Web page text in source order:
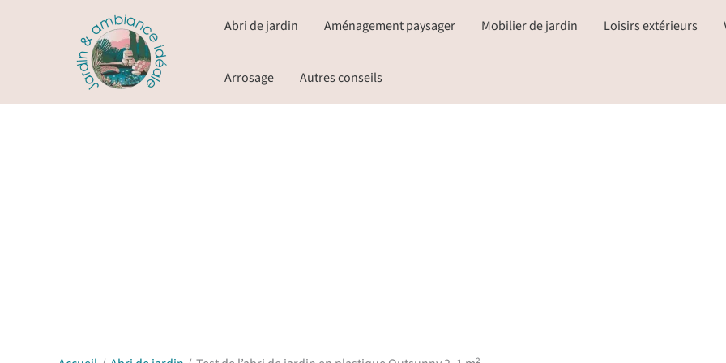
Abri de jardin Aménagement paysager Mobilier de jardin Loisirs extérieurs
Arrosage Autres conseils